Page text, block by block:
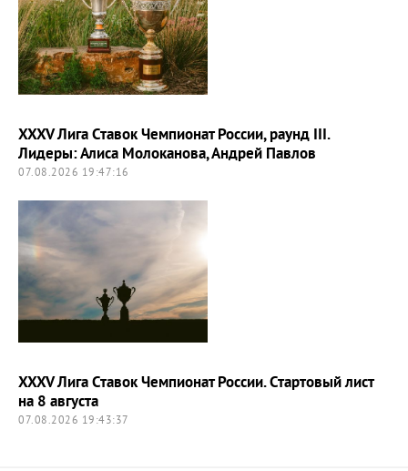
XXXV Лига Ставок Чемпионат России, раунд III.
Лидеры: Алиса Молоканова, Андрей Павлов
07.08.2026 19:47:16
XXXV Лига Ставок Чемпионат России. Стартовый лист
на 8 августа
07.08.2026 19:43:37